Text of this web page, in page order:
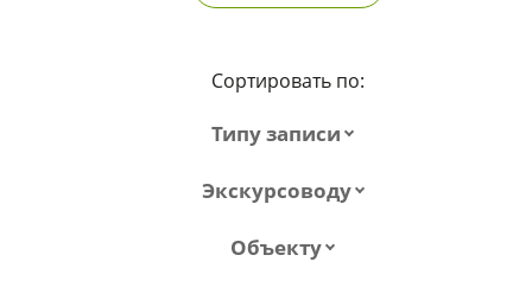
Сортировать по:
Типу записи
Экскурсоводу
Объекту